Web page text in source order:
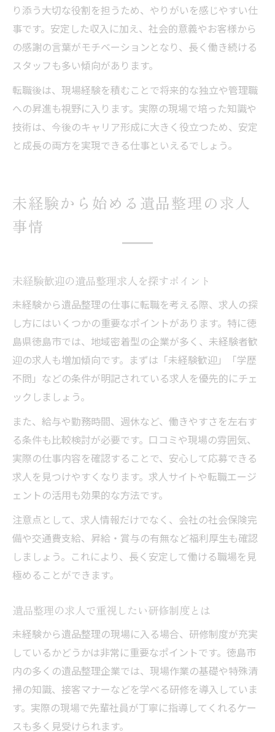
り添う大切な役割を担うため、やりがいを感じやすい仕
事です。安定した収入に加え、社会的意義やお客様から
の感謝の言葉がモチベーションとなり、長く働き続ける
スタッフも多い傾向があります。
転職後は、現場経験を積むことで将来的な独立や管理職
への昇進も視野に入ります。実際の現場で培った知識や
技術は、今後のキャリア形成に大きく役立つため、安定
と成長の両方を実現できる仕事といえるでしょう。
未経験から始める遺品整理の求人
事情
未経験歓迎の遺品整理求人を探すポイント
未経験から遺品整理の仕事に転職を考える際、求人の探
し方にはいくつかの重要なポイントがあります。特に徳
島県徳島市では、地域密着型の企業が多く、未経験者歓
迎の求人も増加傾向です。まずは「未経験歓迎」「学歴
不問」などの条件が明記されている求人を優先的にチェ
ックしましょう。
また、給与や勤務時間、週休など、働きやすさを左右す
る条件も比較検討が必要です。口コミや現場の雰囲気、
実際の仕事内容を確認することで、安心して応募できる
求人を見つけやすくなります。求人サイトや転職エージ
ェントの活用も効果的な方法です。
注意点として、求人情報だけでなく、会社の社会保険完
備や交通費支給、昇給・賞与の有無など福利厚生も確認
しましょう。これにより、長く安定して働ける職場を見
極めることができます。
遺品整理の求人で重視したい研修制度とは
未経験から遺品整理の現場に入る場合、研修制度が充実
しているかどうかは非常に重要なポイントです。徳島市
内の多くの遺品整理企業では、現場作業の基礎や特殊清
掃の知識、接客マナーなどを学べる研修を導入していま
す。実際の現場で先輩社員が丁寧に指導してくれるケー
スも多く見受けられます。